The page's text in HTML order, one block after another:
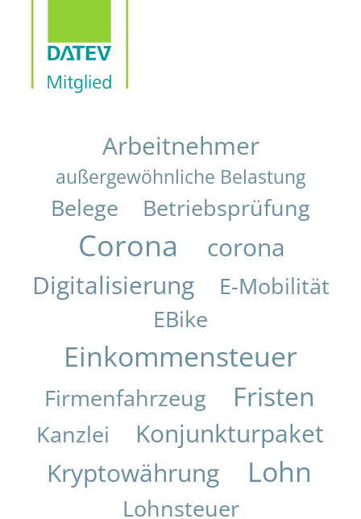
Arbeitnehmer
außergewöhnliche Belastung
Belege Betriebsprüfung
Corona
corona
Digitalisierung
E-Mobilität
EBike
Einkommensteuer
Firmenfahrzeug Fristen
Kanzlei
Konjunkturpaket
Kryptowährung
Lohn
Lohnsteuer